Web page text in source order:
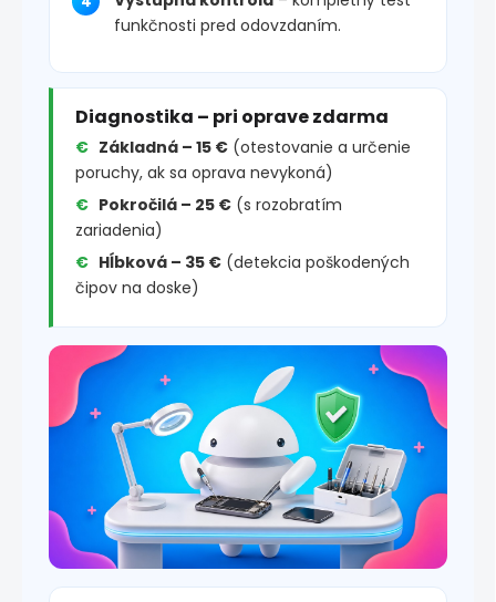
funkčnosti pred odovzdaním.
Diagnostika – pri oprave zdarma
Základná – 15 € (otestovanie a určenie
poruchy, ak sa oprava nevykoná)
Pokročilá – 25 € (s rozobratím
zariadenia)
Hĺbková – 35 € (detekcia poškodených
čipov na doske)